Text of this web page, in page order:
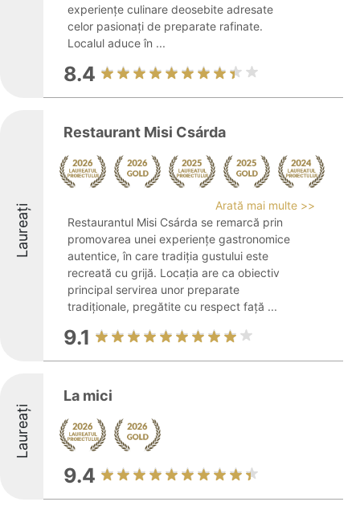
experiențe culinare deosebite adresate
celor pasionați de preparate rafinate.
Localul aduce în ...
8.4
Laureați
Restaurant Misi Csárda
Arată mai multe >>
Restaurantul Misi Csárda se remarcă prin
promovarea unei experiențe gastronomice
autentice, în care tradiția gustului este
recreată cu grijă. Locația are ca obiectiv
principal servirea unor preparate
tradiționale, pregătite cu respect față ...
9.1
Laureați
La mici
9.4